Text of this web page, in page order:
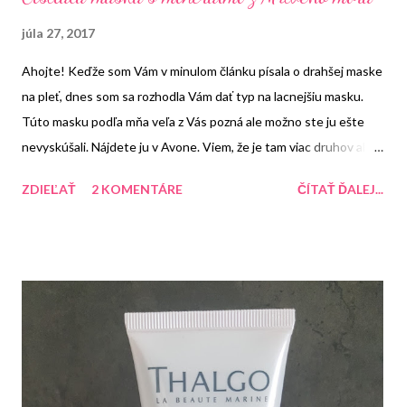
júla 27, 2017
Ahojte! Keďže som Vám v minulom článku písala o drahšej maske
na pleť, dnes som sa rozhodla Vám dať typ na lacnejšiu masku.
Túto masku podľa mňa veľa z Vás pozná ale možno ste ju ešte
nevyskúšali. Nájdete ju v Avone. Viem, že je tam viac druhov ale
Mŕtveho mora.
ZDIEĽAŤ 2 KOMENTÁRE ČÍTAŤ ĎALEJ...